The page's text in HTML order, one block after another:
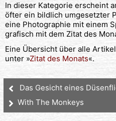
In dieser Kategorie erscheint
öfter ein bildlich umgesetzter
eine Photographie mit einem
grafisch mit dem Zitat des
Eine Übersicht über alle
unter »Zitat des Monats«.
Das Gesicht eines
With The Monkeys